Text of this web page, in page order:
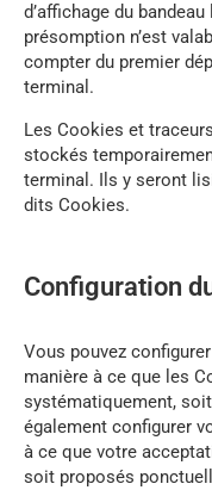
d’affichage du
présomption n’est
compter du premier
terminal.
Les Cookies et
stockés
terminal. Ils y seront
dits Cookies.
Configuration
Vous pouvez
manière à ce que les
systématiquement,
également configurer
à ce que votre
soit proposés